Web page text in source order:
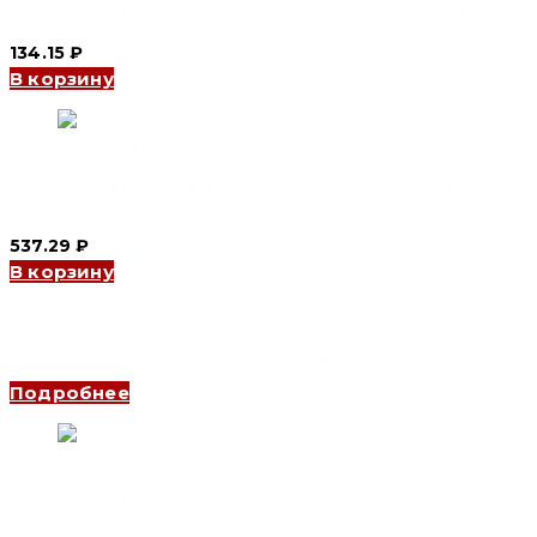
134.15₽
В корзину
537.29₽
В корзину
Подробнее